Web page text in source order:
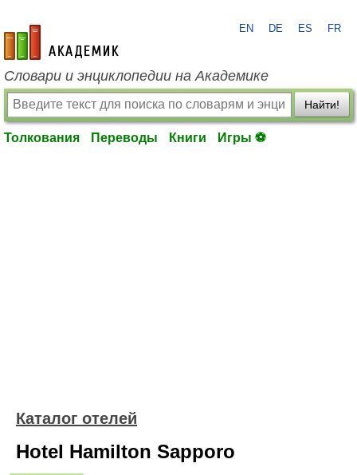
academic.ru
EN DE ES FR
Словари и энциклопедии на Академике
Найти!
Толкования Переводы Книги Игры ⚽
Каталог отелей
Hotel Hamilton Sapporo